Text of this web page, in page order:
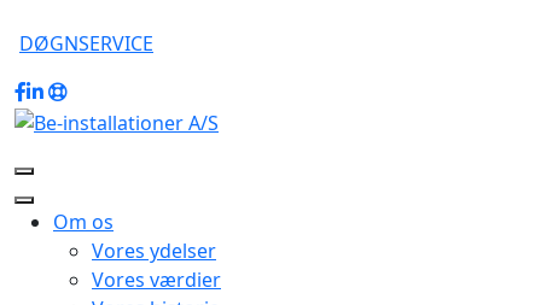
DØGNSERVICE
Om os
Vores ydelser
Vores værdier